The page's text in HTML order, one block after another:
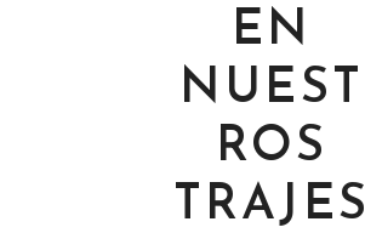
EN
NUEST
ROS
TRAJES